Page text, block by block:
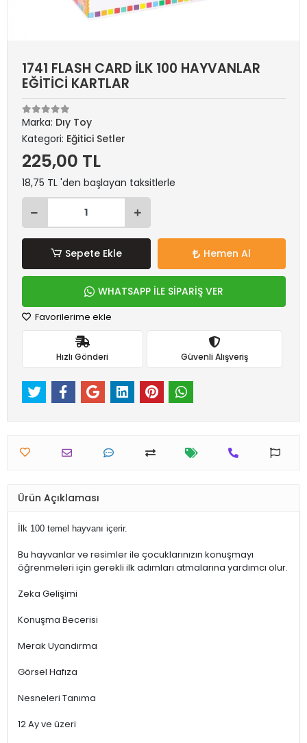
1741 FLASH CARD İLK 100 HAYVANLAR
EĞİTİCİ KARTLAR
Marka: Dıy Toy
Kategori: Eğitici Setler
225,00 TL
18,75 TL 'den başlayan taksitlerle
Sepete Ekle Hemen Al
WHATSAPP İLE SİPARİŞ VER
Favorilerime ekle
Hızlı Gönderi Güvenli Alışveriş
Ürün Açıklaması
İlk 100 temel hayvanı içerir.
Bu hayvanlar ve resimler ile çocuklarınızın konuşmayı
öğrenmeleri için gerekli ilk adımları atmalarına yardımcı olur.
Zeka Gelişimi
Konuşma Becerisi
Merak Uyandırma
Görsel Hafıza
Nesneleri Tanıma
12 Ay ve üzeri